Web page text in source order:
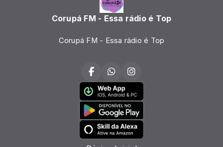
Corupá FM - Essa rádio é Top
Corupá FM - Essa rádio é Top